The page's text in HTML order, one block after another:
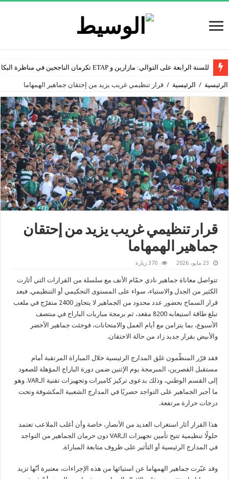
للسنة الرابعة على التوالي: مازارين و ETAP تكرمان الناجحين في مناظرة البكالوريا
الرئيسية / الرئيسية / قرار تنظيمي غريب يزيد من إحتقان جماهير الهمهاما
قرار تنظيمي غريب يزيد من إحتقان
جماهير الهمهاما
23 مايو، 2026 370 زيارة
تتواصل معاناة جماهير نادي حمّام الأنف مع سلسلة من القرارات التي أثارت
الكثير من الجدل والاستياء، سواء على المستوى التحكيمي أو التنظيمي. فبعد
قرار السماح بحضور عدد محدود من الجماهير لا يتجاوز 2400 متفرّج في ملعب
تبلغ طاقة استيعابه 8200 مقعد، ثم برمجة مباريات الباراج في منتصف
الأسبوع، بما يتزامن مع أيام العمل والامتحانات، فوجئت جماهير الأخضر
والأبيض بقرار جديد زاد من حالة الاحتقان.
فقد قرّر المنظّمون غلق المدارج الرئيسية خلال المباراة المرتقبة أمام
مستقبل القصرين، المبرمجة يوم الإثنين ضمن دورة الباراج المؤهلة للصعود
إلى القسم الوطني، وذلك بدعوى تركيز كاميرات وتجهيزات تقنية الـVAR. وهو
ما أجبر الجماهير على التواجد حصريًا في المدارج الشعبية المكشوفة وتحت
درجات حرارة مرتفعة.
هذا القرار أثار استغراب العديد من الأنصار، خاصة وأن أغلب الملاعب تعتمد
حلولًا تنظيمية تتيح تأمين تجهيزات الـVAR دون حرمان الجماهير من التواجد
في المدارج الرئيسية أو التأثير على ظروف متابعة المباراة.
وقد عبّرت جماهير الهمهاما عن استيائها من هذه الإجراءات، معتبرة أنّها تزيد